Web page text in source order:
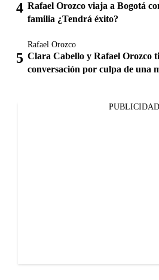
Rafael Orozco viaja a Bogotá
familia ¿Tendrá éxito?
Rafael Orozco
Clara Cabello y Rafael Orozco
conversación por culpa de una
PUBLICIDAD